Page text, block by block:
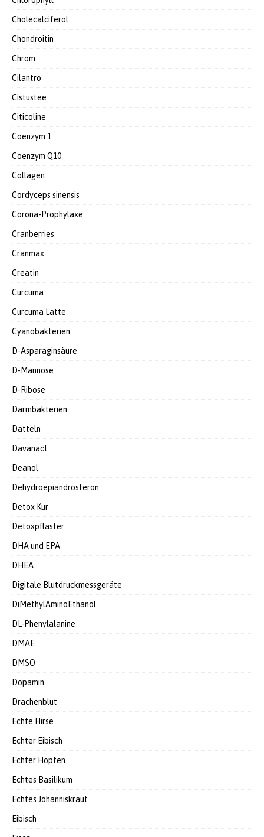
Cholecalciferol
Chondroitin
Chrom
Cilantro
Cistustee
Citicoline
Coenzym 1
Coenzym Q10
Collagen
Cordyceps sinensis
Corona-Prophylaxe
Cranberries
Cranmax
Creatin
Curcuma
Curcuma Latte
Cyanobakterien
D-Asparaginsäure
D-Mannose
D-Ribose
Darmbakterien
Datteln
Davanaöl
Deanol
Dehydroepiandrosteron
Detox Kur
Detoxpflaster
DHA und EPA
DHEA
Digitale Blutdruckmessgeräte
DiMethylAminoEthanol
DL-Phenylalanine
DMAE
DMSO
Dopamin
Drachenblut
Echte Hirse
Echter Eibisch
Echter Hopfen
Echtes Basilikum
Echtes Johanniskraut
Eibisch